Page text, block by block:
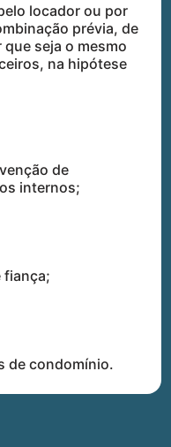
locador ou por
prévia, de
seja o mesmo
na hipótese
de
internos;
fiança;
de condomínio.